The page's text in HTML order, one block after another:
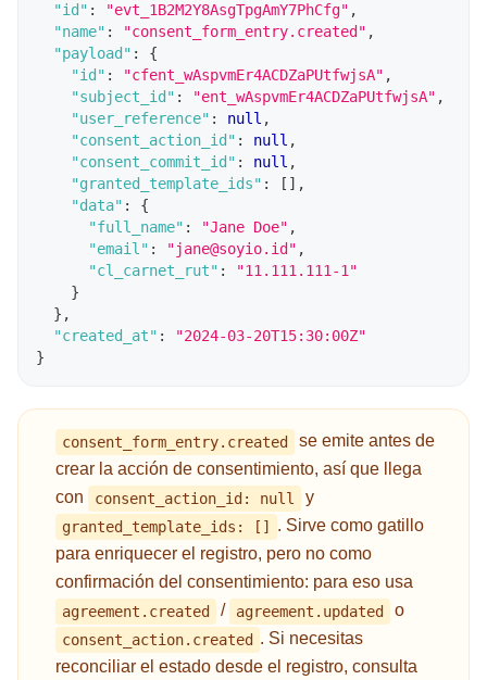
"id" : "evt_1B2M2Y8AsgTpgAmY7PhCfg" ,
"name" : "consent_form_entry.created" ,
"payload" :
{
"id" : "cfent_wAspvmEr4ACDZaPUtfwjsA" ,
"subject_id" : "ent_wAspvmEr4ACDZaPUtfwjsA" ,
"user_reference" : null ,
"consent_action_id" : null ,
"consent_commit_id" : null ,
"granted_template_ids" : [ ] ,
"data" :
{
"full_name" : "Jane Doe" ,
"email" : "jane@soyio.id" ,
"cl_carnet_rut" :
"11.111.111-1"
}
} ,
"created_at" :
"2024-03-20T15:30:00Z"
}
consent_form_entry.created
se emite antes de
crear la acción de consentimiento, así que llega
con
consent_action_id: null y
granted_template_ids: []
. Sirve como gatillo
para enriquecer el registro, pero no como
confirmación del consentimiento: para eso usa
agreement.created / agreement.updated o
consent_action.created . Si necesitas
reconciliar el estado desde el registro, consulta